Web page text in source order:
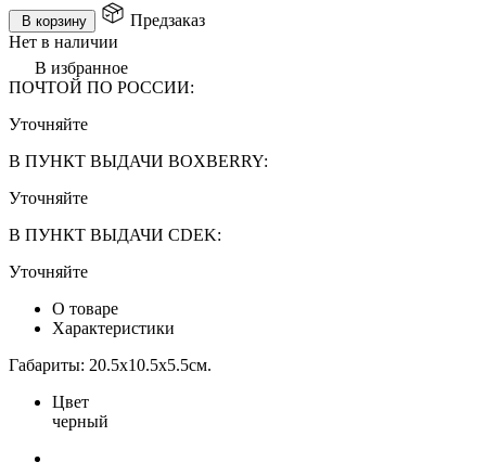
В корзину
Предзаказ
Нет в наличии
В избранное
ПОЧТОЙ ПО РОССИИ:
Уточняйте
В ПУНКТ ВЫДАЧИ BOXBERRY:
Уточняйте
В ПУНКТ ВЫДАЧИ CDEK:
Уточняйте
О товаре
Характеристики
Габариты: 20.5x10.5x5.5см.
Цвет
черный